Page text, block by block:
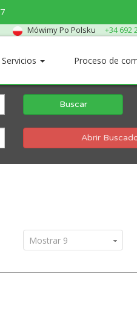
Mówimy Po Polsku +34 692
Servicios Proceso de
Buscar
Abrir
Mostrar 9